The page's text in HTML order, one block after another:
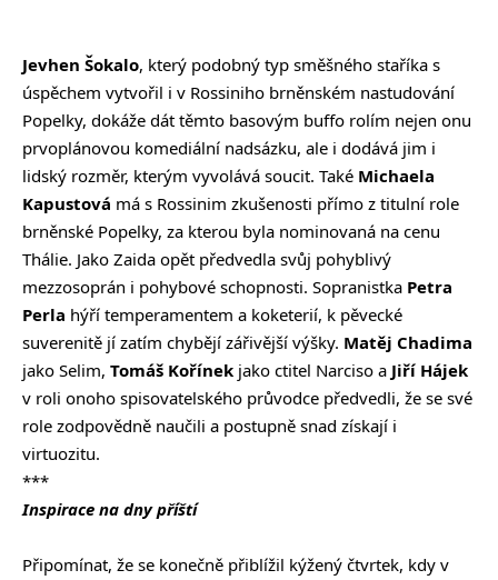
Jevhen Šokalo, který podobný typ směšného staříka s
úspěchem vytvořil i v Rossiniho brněnském nastudování
Popelky, dokáže dát těmto basovým buffo rolím nejen onu
prvoplánovou komediální nadsázku, ale i dodává jim i
lidský rozměr, kterým vyvolává soucit. Také Michaela
Kapustová má s Rossinim zkušenosti přímo z titulní role
brněnské Popelky, za kterou byla nominovaná na cenu
Thálie. Jako Zaida opět předvedla svůj pohyblivý
mezzosoprán i pohybové schopnosti. Sopranistka Petra
Perla hýří temperamentem a koketerií, k pěvecké
suverenitě jí zatím chybějí zářivější výšky. Matěj Chadima
jako Selim, Tomáš Kořínek jako ctitel Narciso a Jiří Hájek
v roli onoho spisovatelského průvodce předvedli, že se své
role zodpovědně naučili a postupně snad získají i
virtuozitu.
***
Inspirace na dny příští
Připomínat, že se konečně přiblížil kýžený čtvrtek, kdy v